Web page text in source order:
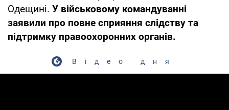
Одещині. У військовому командуванні
заявили про повне сприяння слідству та
підтримку правоохоронних органів.
Відео дня